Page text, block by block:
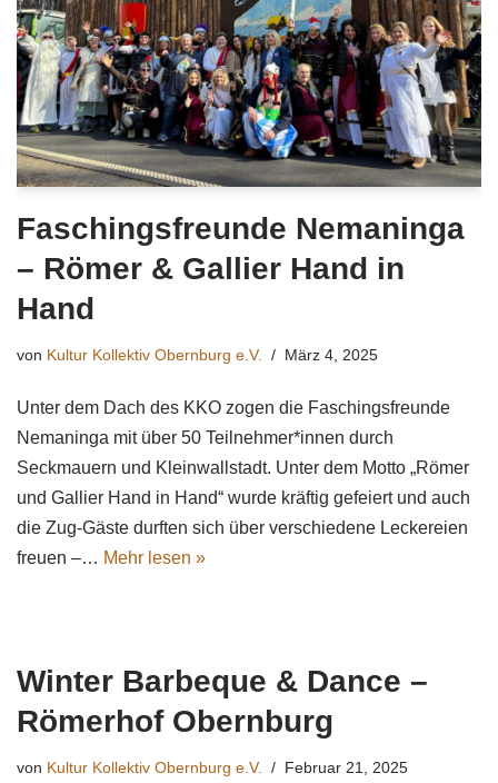
Faschingsfreunde Nemaninga
– Römer & Gallier Hand in
Hand
von Kultur Kollektiv Obernburg e.V. März 4, 2025
Unter dem Dach des KKO zogen die Faschingsfreunde
Nemaninga mit über 50 Teilnehmer*innen durch
Seckmauern und Kleinwallstadt. Unter dem Motto „Römer
und Gallier Hand in Hand“ wurde kräftig gefeiert und auch
die Zug-Gäste durften sich über verschiedene Leckereien
freuen –… Mehr lesen »
Winter Barbeque & Dance –
Römerhof Obernburg
von Kultur Kollektiv Obernburg e.V. Februar 21, 2025